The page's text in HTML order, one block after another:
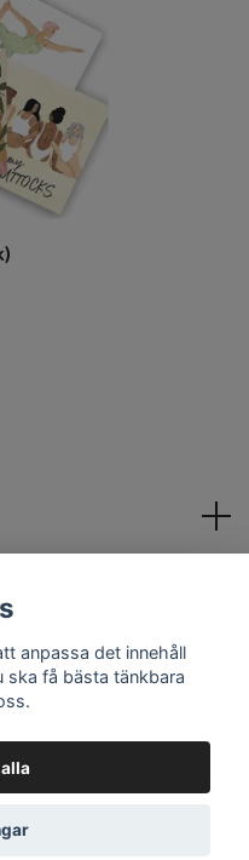
anpassa det innehåll
få bästa tänkbara